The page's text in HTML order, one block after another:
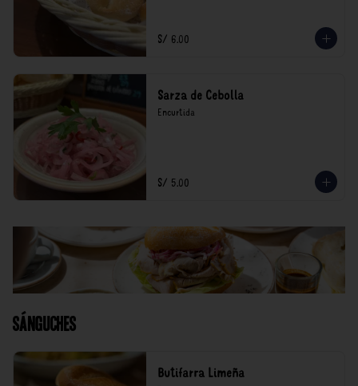
S/ 6.00
Sarza de Cebolla
Encurtida
S/ 5.00
Sánguches
Butifarra Limeña